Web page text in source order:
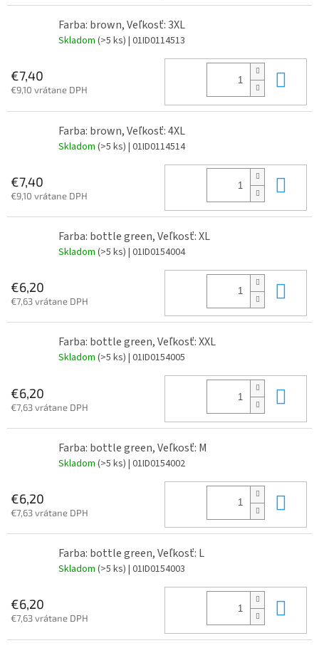
Farba: brown, Veľkosť: 3XL
Skladom (>5 ks) | 01ID0114513
€7,40
€9,10 vrátane DPH
Farba: brown, Veľkosť: 4XL
Skladom (>5 ks) | 01ID0114514
€7,40
€9,10 vrátane DPH
Farba: bottle green, Veľkosť: XL
Skladom (>5 ks) | 01ID0154004
€6,20
€7,63 vrátane DPH
Farba: bottle green, Veľkosť: XXL
Skladom (>5 ks) | 01ID0154005
€6,20
€7,63 vrátane DPH
Farba: bottle green, Veľkosť: M
Skladom (>5 ks) | 01ID0154002
€6,20
€7,63 vrátane DPH
Farba: bottle green, Veľkosť: L
Skladom (>5 ks) | 01ID0154003
€6,20
€7,63 vrátane DPH